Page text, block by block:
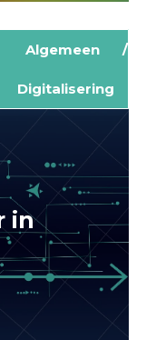
Algemeen
Digitalisering
in